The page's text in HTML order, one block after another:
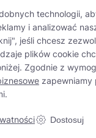
nie
zobowiązany
pokryć
niedobory.
i nie
przejścia
technologii,
i analizować
jeśli chcesz
plików cookie
Zgodnie z
zapewniamy
Dostosuj